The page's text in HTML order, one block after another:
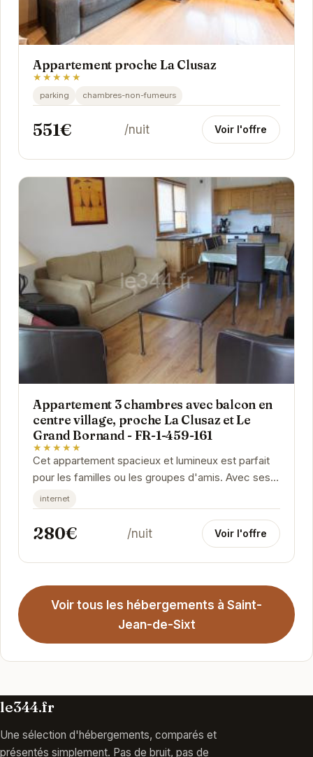
Appartement proche La Clusaz
★★★★★
parking chambres-non-fumeurs
551€ /nuit Voir l'offre
Appartement 3 chambres avec balcon en
centre village, proche La Clusaz et Le
Grand Bornand - FR-1-459-161
★★★★★
Cet appartement spacieux et lumineux est parfait
pour les familles ou les groupes d'amis. Avec ses
trois chambres confortables, son balcon offrant...
internet
280€ /nuit Voir l'offre
Voir tous les hébergements à Saint-
Jean-de-Sixt
le344.fr
Une sélection d'hébergements, comparés et
présentés simplement. Pas de bruit, pas de